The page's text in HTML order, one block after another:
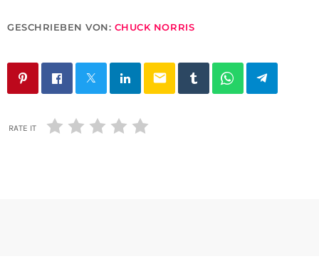
GESCHRIEBEN VON: CHUCK NORRIS
email
RATE IT